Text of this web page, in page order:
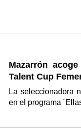
Mazarrón
Talent Cup
La seleccionadora
en el programa